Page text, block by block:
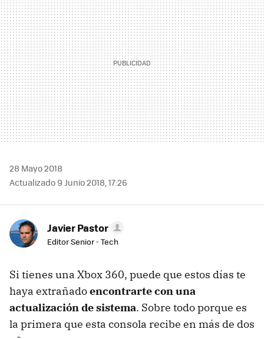
28 Mayo 2018
Actualizado 9 Junio 2018, 17:26
Javier Pastor
Editor Senior - Tech
Si tienes una Xbox 360, puede que estos días te
haya extrañadoencontrarte con una
actualización de sistema. Sobre todo porque es
la primera que esta consola recibe en más de dos